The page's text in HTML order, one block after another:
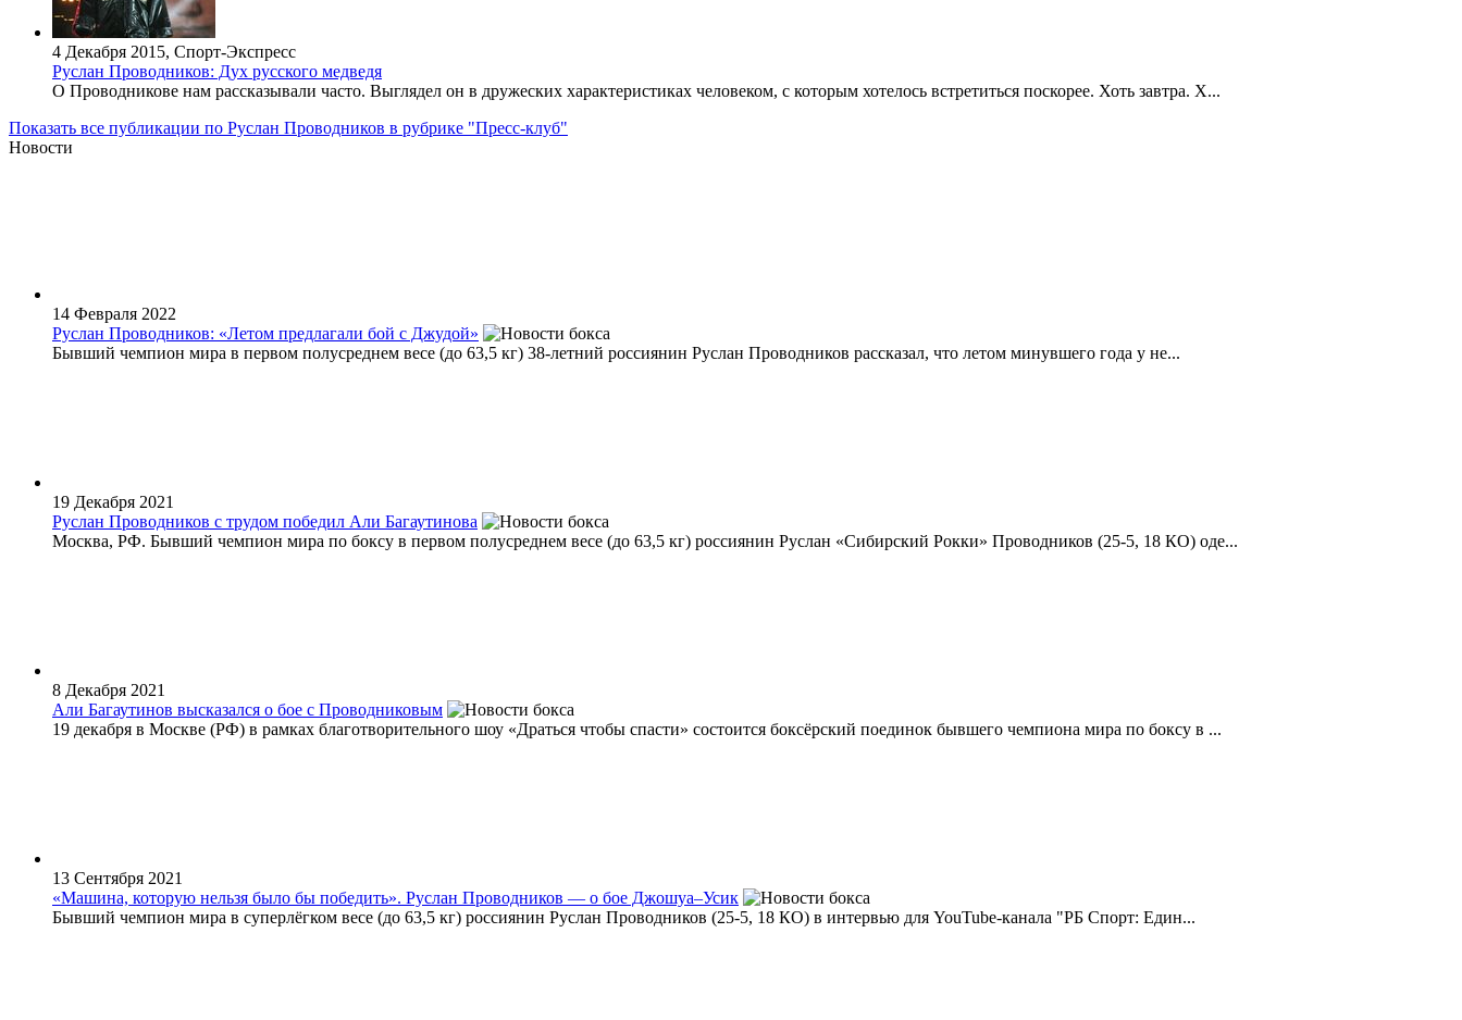
4 Декабря 2015, Спорт-Экспресс
Руслан Проводников: Дух русского медведя
О Проводникове нам рассказывали часто. Выглядел он в дружеских характеристиках человеком, с которым хотелось встретиться поскорее. Хоть завтра. Х...
Показать все публикации по Руслан Проводников в рубрике "Пресс-клуб"
Новости
14 Февраля 2022
Руслан Проводников: «Летом предлагали бой с Джудой»
Бывший чемпион мира в первом полусреднем весе (до 63,5 кг) 38-летний россиянин Руслан Проводников рассказал, что летом минувшего года у не...
19 Декабря 2021
Руслан Проводников с трудом победил Али Багаутинова
Москва, РФ. Бывший чемпион мира по боксу в первом полусреднем весе (до 63,5 кг) россиянин Руслан «Сибирский Рокки» Проводников (25-5, 18 КО) оде...
8 Декабря 2021
Али Багаутинов высказался о бое с Проводниковым
19 декабря в Москве (РФ) в рамках благотворительного шоу «Драться чтобы спасти» состоится боксёрский поединок бывшего чемпиона мира по боксу в ...
13 Сентября 2021
«Машина, которую нельзя было бы победить». Руслан Проводников — о бое Джошуа–Усик
Бывший чемпион мира в суперлёгком весе (до 63,5 кг) россиянин Руслан Проводников (25-5, 18 КО) в интервью для YouTube-канала "РБ Спорт: Един...